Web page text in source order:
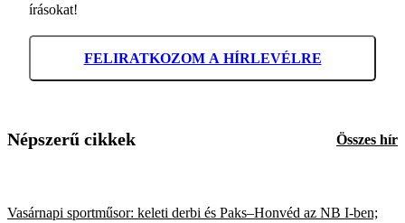
írásokat!
FELIRATKOZOM A HÍRLEVÉLRE
Népszerű cikkek Összes hír
Vasárnapi sportműsor: keleti derbi és Paks–Honvéd az NB I-ben;